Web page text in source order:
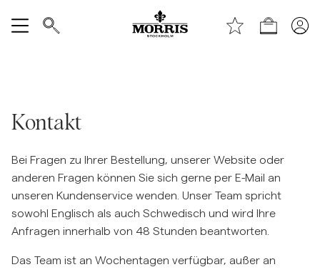
Laden
Hosen
Jeans
Blazer
Kontakt
Bei Fragen zu Ihrer Bestellung, unserer Website oder
anderen Fragen können Sie sich gerne per E-Mail an
unseren Kundenservice wenden. Unser Team spricht
sowohl Englisch als auch Schwedisch und wird Ihre
Anfragen innerhalb von 48 Stunden beantworten.
Das Team ist an Wochentagen verfügbar, außer an